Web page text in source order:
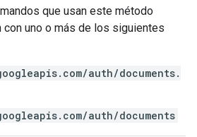
que usan este método
con uno o más de los siguientes
auth/documents.
auth/documents